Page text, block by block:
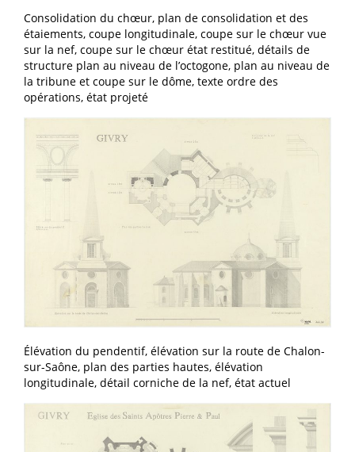
Consolidation du chœur, plan de consolidation et des
étaiements, coupe longitudinale, coupe sur le chœur vue
sur la nef, coupe sur le chœur état restitué, détails de
structure plan au niveau de l’octogone, plan au niveau de
la tribune et coupe sur le dôme, texte ordre des
opérations, état projeté
Élévation du pendentif, élévation sur la route de Chalon-
sur-Saône, plan des parties hautes, élévation
longitudinale, détail corniche de la nef, état actuel